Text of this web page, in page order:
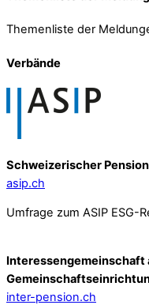
Themenliste der
Verbände
Schweizerischer
asip.ch
Umfrage zum ASIP ESG-
Interessengemeinschaft
inter-pension.ch